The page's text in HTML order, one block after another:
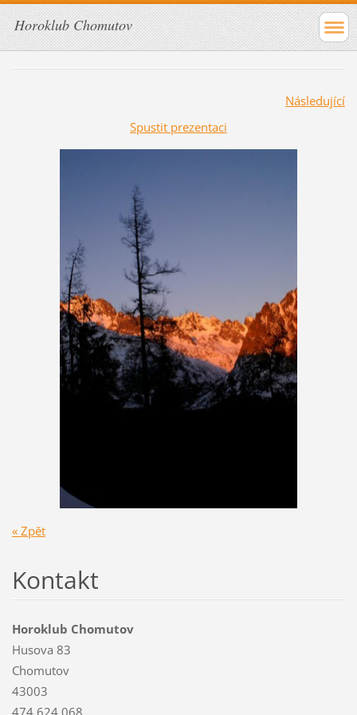
Horoklub Chomutov
Následující
Spustit prezentaci
« Zpět
Kontakt
Horoklub Chomutov
Husova 83
Chomutov
43003
474 624 068